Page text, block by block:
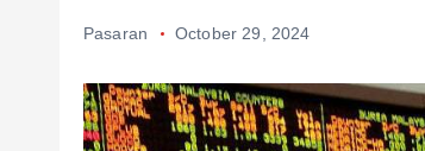
Pasaran October 29, 2024